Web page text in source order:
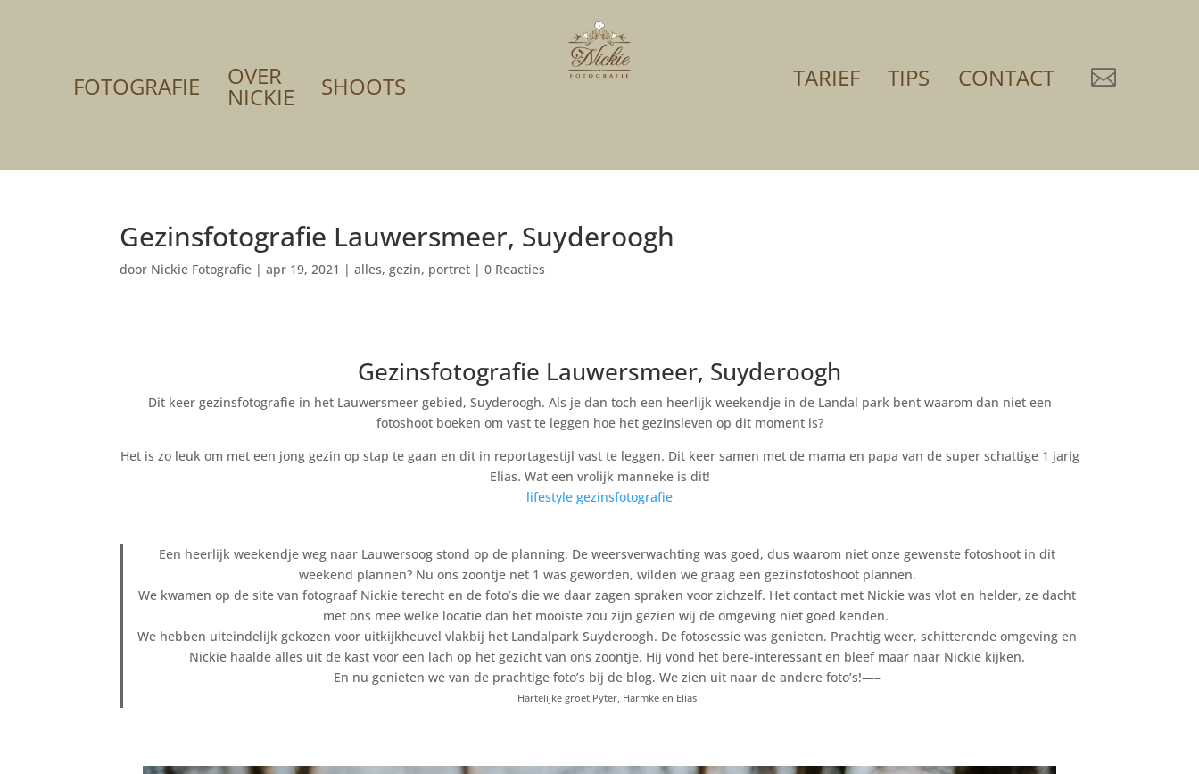
FOTOGRAFIE OVER
NICKIE SHOOTS TARIEF TIPS CONTACT 
Gezinsfotografie Lauwersmeer, Suyderoogh
door Nickie Fotografie |apr 19, 2021 |alles,gezin, portret |0 Reacties
Gezinsfotografie Lauwersmeer, Suyderoogh
Dit keer gezinsfotografie in het Lauwersmeer gebied, Suyderoogh. Als je dan toch een heerlijk weekendje in de Landal park bent waarom dan niet een
fotoshoot boeken om vast te leggen hoe het gezinsleven op dit moment is?
Het is zo leuk om met een jong gezin op stap te gaan en dit in reportagestijl vast te leggen. Dit keer samen met de mama en papa van de super schattige 1 jarig
Elias. Wat een vrolijk manneke is dit!
lifestyle gezinsfotografie
Een heerlijk weekendje weg naar Lauwersoog stond op de planning. De weersverwachting was goed, dus waarom niet onze gewenste fotoshoot in dit
weekend plannen? Nu ons zoontje net 1 was geworden, wilden we graag een gezinsfotoshoot plannen.
We kwamen op de site van fotograaf Nickie terecht en de foto’s die we daar zagen spraken voor zichzelf. Het contact met Nickie was vlot en helder, ze dacht
met ons mee welke locatie dan het mooiste zou zijn gezien wij de omgeving niet goed kenden.
We hebben uiteindelijk gekozen voor uitkijkheuvel vlakbij het Landalpark Suyderoogh. De fotosessie was genieten. Prachtig weer, schitterende omgeving en
Nickie haalde alles uit de kast voor een lach op het gezicht van ons zoontje. Hij vond het bere-interessant en bleef maar naar Nickie kijken.
En nu genieten we van de prachtige foto’s bij de blog. We zien uit naar de andere foto’s!—–
Hartelijke groet,Pyter, Harmke en Elias